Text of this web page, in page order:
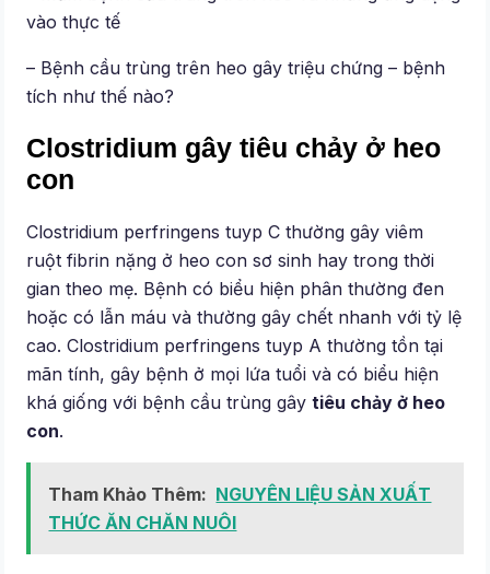
vào thực tế
– Bệnh cầu trùng trên heo gây triệu chứng – bệnh
tích như thế nào?
Clostridium gây tiêu chảy ở heo
con
Clostridium perfringens tuyp C thường gây viêm
ruột fibrin nặng ở heo con sơ sinh hay trong thời
gian theo mẹ. Bệnh có biểu hiện phân thường đen
hoặc có lẫn máu và thường gây chết nhanh với tỷ lệ
cao. Clostridium perfringens tuyp A thường tồn tại
mãn tính, gây bệnh ở mọi lứa tuổi và có biểu hiện
khá giống với bệnh cầu trùng gâytiêu chảy ở heo
con.
Tham Khảo Thêm: NGUYÊN LIỆU SẢN XUẤT
THỨC ĂN CHĂN NUÔI